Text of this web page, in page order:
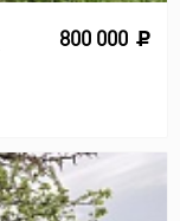
800 000